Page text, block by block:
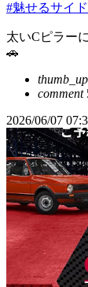
#魅せるサイ
太いCピラー
🚗
thumb_up
comment
2026/06/07